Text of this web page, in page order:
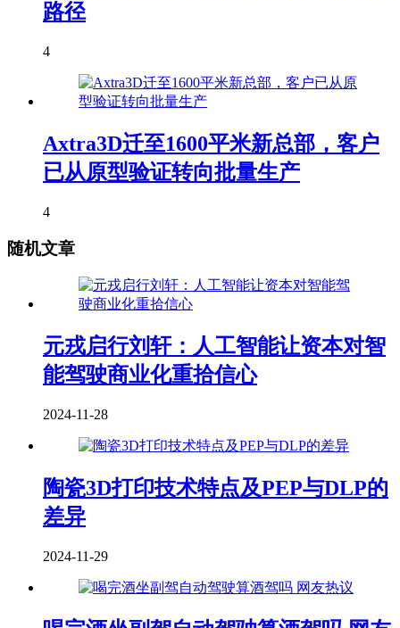
路径
4
Axtra3D迁至1600平米新总部，客户
已从原型验证转向批量生产
4
随机文章
元戎启行刘轩：人工智能让资本对智
能驾驶商业化重拾信心
2024-11-28
陶瓷3D打印技术特点及PEP与DLP的
差异
2024-11-29